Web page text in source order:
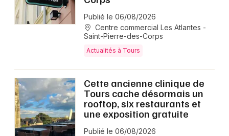
Publié le 06/08/2026
Centre commercial Les Atlantes -
Saint-Pierre-des-Corps
Actualités à Tours
Cette ancienne clinique de
Tours cache désormais un
rooftop, six restaurants et
une exposition gratuite
Publié le 06/08/2026